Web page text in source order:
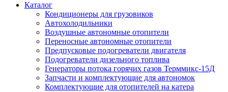
Каталог
Кондиционеры для грузовиков
Автохолодильники
Воздушные автономные отопители
Переносные автономные отопители
Предпусковые подогреватели двигателя
Подогреватели дизельного топлива
Генераторы потока горячих газов Терммикс-15Д
Запчасти и комплектующие для автономок
Комплектующие для отопителей на катера